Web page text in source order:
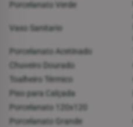
Porcelanato Verde
Vaso Sanitario
Porcelanato Acetinado
Chuveiro Dourado
Toalheiro Térmico
Piso para Calçada
Porcelanato 120x120
Porcelanato Grande